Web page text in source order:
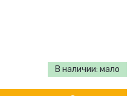
В наличии: мало